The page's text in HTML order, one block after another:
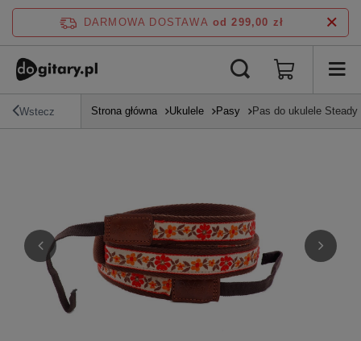
DARMOWA DOSTAWA od 299,00 zł
Wstecz Strona główna Ukulele Pasy Pas do ukulele